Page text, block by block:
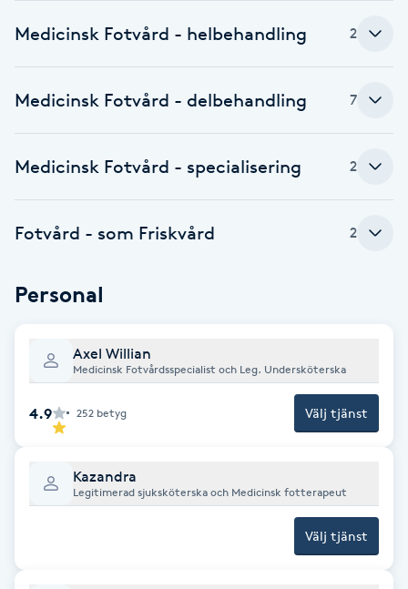
Babylights
Bambumassage
Barnklippning
BIAB
Bottenfärg
Brynformning
Brynfärgning
Medicinsk Fotvård - helbehandling 2
Medicinsk Fotvård - delbehandling 7
Medicinsk Fotvård - specialisering 2
Fotvård - som Friskvård 2
Personal
Axel Willian
Medicinsk Fotvårdsspecialist och Leg. Undersköterska
4.9 252 betyg Välj tjänst
Kazandra
Legitimerad sjuksköterska och Medicinsk fotterapeut
Välj tjänst